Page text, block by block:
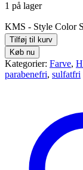
1 på lager
KMS - Style Color
Tilføj til kurv
Køb nu
Kategorier: Farve,
parabenefri, sulfatfri